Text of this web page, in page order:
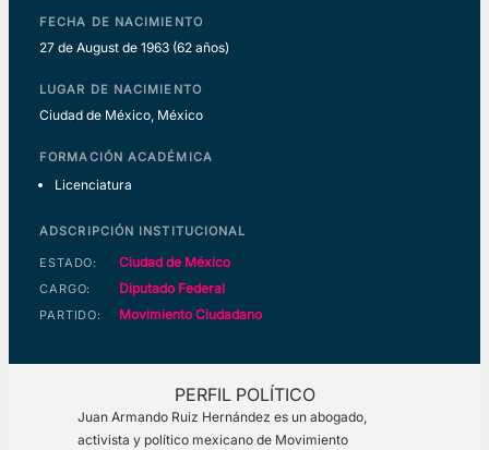
FECHA DE NACIMIENTO
27 de August de 1963 (62 años)
LUGAR DE NACIMIENTO
Ciudad de México, México
FORMACIÓN ACADÉMICA
Licenciatura
ADSCRIPCIÓN INSTITUCIONAL
ESTADO: Ciudad de México
CARGO: Diputado Federal
PARTIDO: Movimiento Ciudadano
PERFIL POLÍTICO
Juan Armando Ruiz Hernández es un abogado,
activista y político mexicano de Movimiento